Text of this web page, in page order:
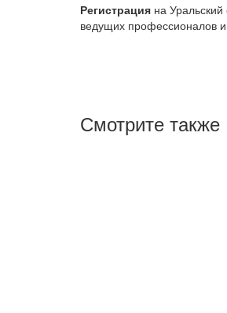
Регистрация на
ведущих профессионалов
Смотрите также